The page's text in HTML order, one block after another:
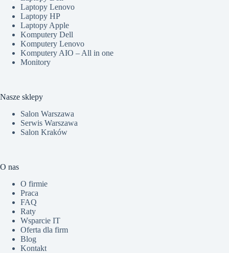
Laptopy Lenovo
Laptopy HP
Laptopy Apple
Komputery Dell
Komputery Lenovo
Komputery AIO – All in one
Monitory
Nasze sklepy
Salon Warszawa
Serwis Warszawa
Salon Kraków
O nas
O firmie
Praca
FAQ
Raty
Wsparcie IT
Oferta dla firm
Blog
Kontakt